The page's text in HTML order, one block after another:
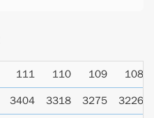
111 110 109 108
3404 3318 3275 3226